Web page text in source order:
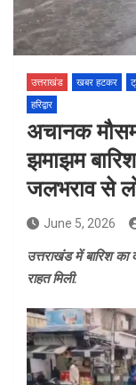
उत्तराखंड खबर हटकर
हरिद्वार
अचानक मौसम
झमाझम
जलभराव से
June 5, 2026
उत्तराखंड में बारिश का
राहत मिली.